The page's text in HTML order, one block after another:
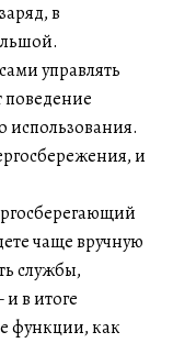
в
управлять
использования.
и
чаще вручную
службы,
в итоге
функции, как